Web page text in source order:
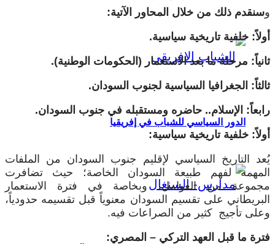
الدور السياسي للشباب في إفريقيا
وسنقدم ذلك من خلال المحاور الآتية:
أولاً: خلفية تاريخية سياسية.
ثانياً: مرحلة ما بعد الاستعمار (الحكومات الوطنية).
ثالثاً: الجغرافيا السياسية لجنوب السودان.
رابعاً: الإسلام.. حاضره ومستقبله في جنوب السودان.
أولاً: خلفية تاريخية سياسية:
يُعد التاريخ السياسي لإقليم جنوب السودان من الملفات
المهمة لفهم طبيعة السودان الخاصة؛ حيث تضافرت
مجموعة من العوامل، وبخاصة في فترة الاستعمار
البريطاني على تقسيم السودان معنوياً قبل تقسيمه حدودياً،
وعلى تأجيج كثير من الصراعات فيه.
فترة ما قبل العهد التركي – المصري: